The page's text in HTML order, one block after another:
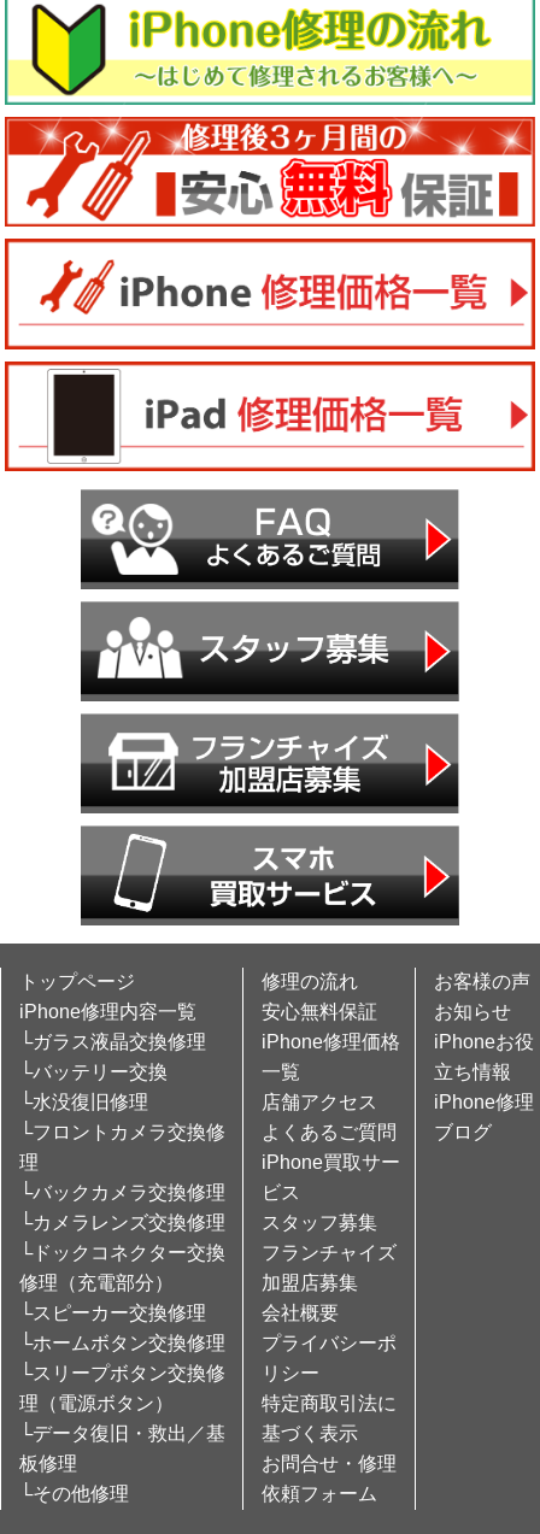
トップページ
iPhone修理内容一覧
└ガラス液晶交換修理
└バッテリー交換
└水没復旧修理
└フロントカメラ交換修
理
└バックカメラ交換修理
└カメラレンズ交換修理
└ドックコネクター交換
修理（充電部分）
└スピーカー交換修理
└ホームボタン交換修理
└スリープボタン交換修
理（電源ボタン）
└データ復旧・救出／基
板修理
└その他修理
修理の流れ
安心無料保証
iPhone修理価格
一覧
店舗アクセス
よくあるご質問
iPhone買取サー
ビス
スタッフ募集
フランチャイズ
加盟店募集
会社概要
プライバシーポ
リシー
特定商取引法に
基づく表示
お問合せ・修理
依頼フォーム
お客様の声
お知らせ
iPhoneお役
立ち情報
iPhone修理
ブログ